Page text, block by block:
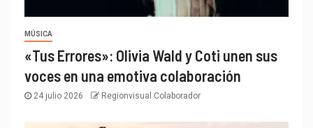
MÚSICA
«Tus Errores»: Olivia Wald y Coti unen sus
voces en una emotiva colaboración
24 julio 2026 Regionvisual Colaborador